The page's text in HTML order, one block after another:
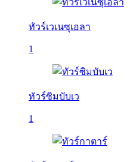
ทัวร์เวเนซุเอลา
1
ทัวร์ซิมบับเว
1